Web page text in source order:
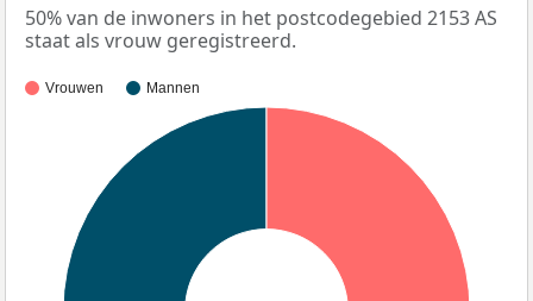
50% van de inwoners in het postcodegebied 2153 AS
staat als vrouw geregistreerd.
Vrouwen Mannen